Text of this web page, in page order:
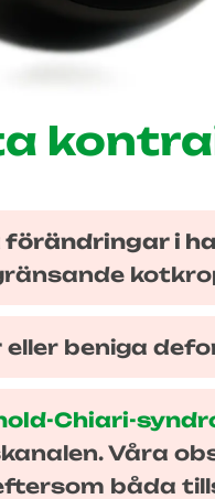
i
eller beniga
Chiari-
Våra
båda